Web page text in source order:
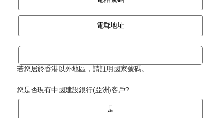
電郵地址
若您居於香港以外地區，請註明國家號碼。
您是否現有中國建設銀行(亞洲)客戶? :
是